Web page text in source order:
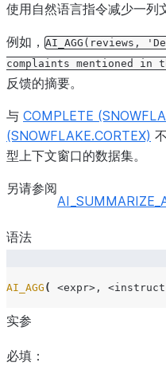
使用自然语言指令减少一列
例如， AI_AGG(reviews,
complaints mentioned in
反馈的摘要。
与 COMPLETE
(SNOWFLAKE.CORTEX)
型上下文窗口的数据集。
另请参阅
语法
AI_AGG ( <expr> ,
实参
必填：